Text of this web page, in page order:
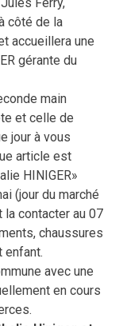
côté de la
accueillera une
gérante du
main
et celle de
jour à vous
article est
HINIGER»
(jour du marché
contacter au 07
chaussures
enfant.
avec une
en cours